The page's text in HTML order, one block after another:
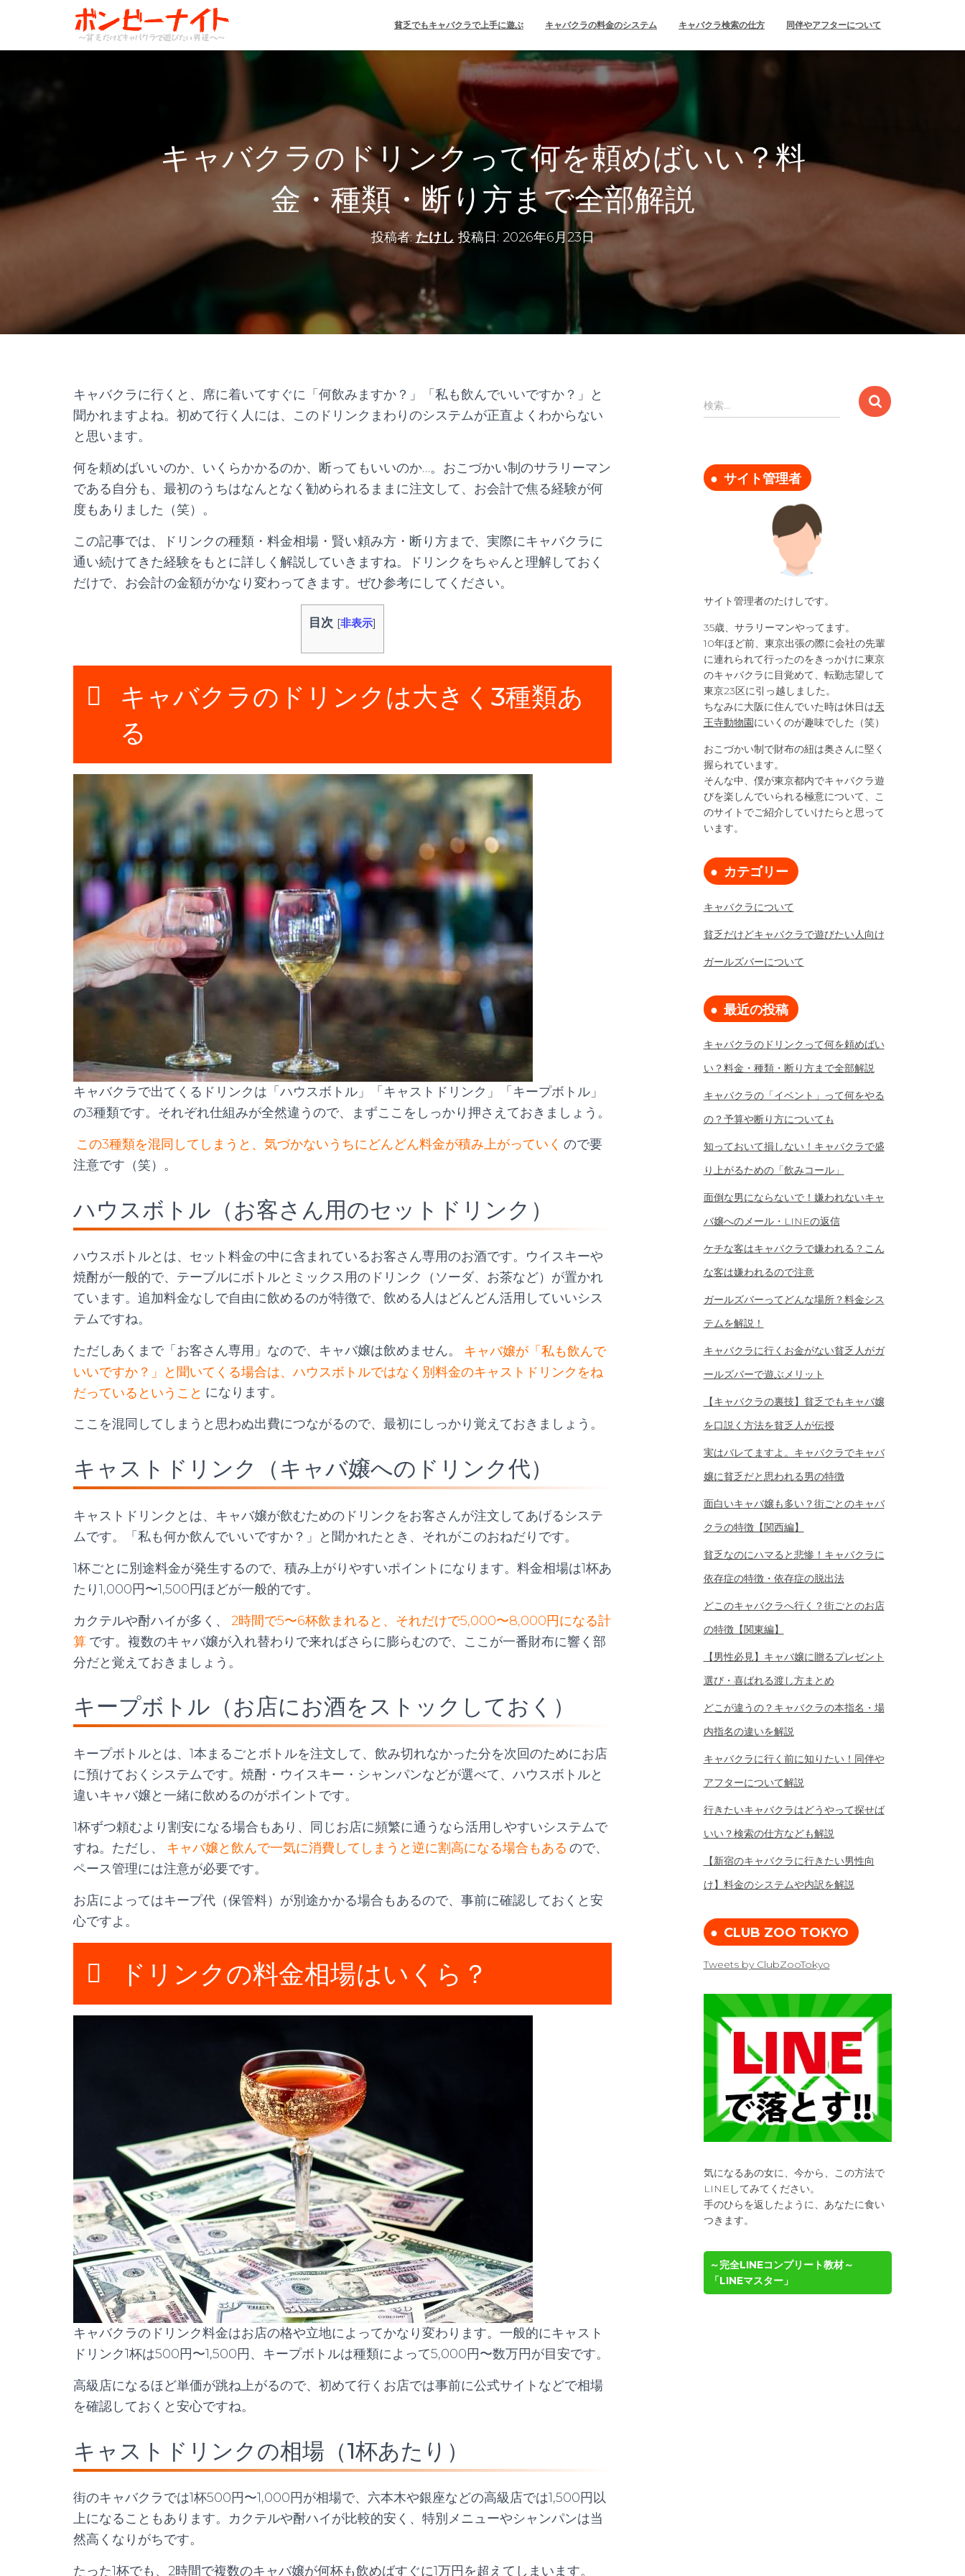
貧乏でもキャバクラで上手に遊ぶ キャバクラの料金のシステム キャバクラ検索の仕方 同伴やアフターについて
キャバクラのドリンクって何を頼めばいい？料
金・種類・断り方まで全部解説
投稿者:たけし 投稿日: 2026年6月23日
キャバクラに行くと、席に着いてすぐに「何飲みますか？」「私も飲んでいいですか？」と
聞かれますよね。初めて行く人には、このドリンクまわりのシステムが正直よくわからない
と思います。
何を頼めばいいのか、いくらかかるのか、断ってもいいのか…。おこづかい制のサラリーマン
である自分も、最初のうちはなんとなく勧められるままに注文して、お会計で焦る経験が何
度もありました（笑）。
この記事では、ドリンクの種類・料金相場・賢い頼み方・断り方まで、実際にキャバクラに
通い続けてきた経験をもとに詳しく解説していきますね。ドリンクをちゃんと理解しておく
だけで、お会計の金額がかなり変わってきます。ぜひ参考にしてください。
目次 [非表示]
キャバクラのドリンクは大きく3種類あ
る
キャバクラで出てくるドリンクは「ハウスボトル」「キャストドリンク」「キープボトル」
の3種類です。それぞれ仕組みが全然違うので、まずここをしっかり押さえておきましょう。
この3種類を混同してしまうと、気づかないうちにどんどん料金が積み上がっていく ので要
注意です（笑）。
ハウスボトル（お客さん用のセットドリンク）
ハウスボトルとは、セット料金の中に含まれているお客さん専用のお酒です。ウイスキーや
焼酎が一般的で、テーブルにボトルとミックス用のドリンク（ソーダ、お茶など）が置かれ
ています。追加料金なしで自由に飲めるのが特徴で、飲める人はどんどん活用していいシス
テムですね。
ただしあくまで「お客さん専用」なので、キャバ嬢は飲めません。
キャバ嬢が「私も飲んで
いいですか？」と聞いてくる場合は、ハウスボトルではなく別料金のキャストドリンクをね
だっているということ になります。
ここを混同してしまうと思わぬ出費につながるので、最初にしっかり覚えておきましょう。
キャストドリンク（キャバ嬢へのドリンク代）
キャストドリンクとは、キャバ嬢が飲むためのドリンクをお客さんが注文してあげるシステ
ムです。「私も何か飲んでいいですか？」と聞かれたとき、それがこのおねだりです。
1杯ごとに別途料金が発生するので、積み上がりやすいポイントになります。料金相場は1杯あ
たり1,000円〜1,500円ほどが一般的です。
カクテルや酎ハイが多く、
2時間で5〜6杯飲まれると、それだけで5,000〜8,000円になる計
算 です。複数のキャバ嬢が入れ替わりで来ればさらに膨らむので、ここが一番財布に響く部
分だと覚えておきましょう。
キープボトル（お店にお酒をストックしておく）
キープボトルとは、1本まるごとボトルを注文して、飲み切れなかった分を次回のためにお店
に預けておくシステムです。焼酎・ウイスキー・シャンパンなどが選べて、ハウスボトルと
違いキャバ嬢と一緒に飲めるのがポイントです。
1杯ずつ頼むより割安になる場合もあり、同じお店に頻繁に通うなら活用しやすいシステムで
すね。ただし、
キャバ嬢と飲んで一気に消費してしまうと逆に割高になる場合もある ので、
ペース管理には注意が必要です。
お店によってはキープ代（保管料）が別途かかる場合もあるので、事前に確認しておくと安
心ですよ。
ドリンクの料金相場はいくら？
キャバクラのドリンク料金はお店の格や立地によってかなり変わります。一般的にキャスト
ドリンク1杯は500円〜1,500円、キープボトルは種類によって5,000円〜数万円が目安です。
高級店になるほど単価が跳ね上がるので、初めて行くお店では事前に公式サイトなどで相場
を確認しておくと安心ですね。
キャストドリンクの相場（1杯あたり）
街のキャバクラでは1杯500円〜1,000円が相場で、六本木や銀座などの高級店では1,500円以
上になることもあります。カクテルや酎ハイが比較的安く、特別メニューやシャンパンは当
然高くなりがちです。
たった1杯でも、2時間で複数のキャバ嬢が何杯も飲めばすぐに1万円を超えてしまいます。
検
索
検索…
サイト管理者
サイト管理者のたけしです。
35歳、サラリーマンやってます。
10年ほど前、東京出張の際に会社の先輩
に連れられて行ったのをきっかけに東京
のキャバクラに目覚めて、転勤志望して
東京23区に引っ越しました。
ちなみに大阪に住んでいた時は休日は天
王寺動物園にいくのが趣味でした（笑）
おこづかい制で財布の紐は奥さんに堅く
握られています。
そんな中、僕が東京都内でキャバクラ遊
びを楽しんでいられる極意について、こ
のサイトでご紹介していけたらと思って
います。
カテゴリー
キャバクラについて
貧乏だけどキャバクラで遊びたい人向け
ガールズバーについて
最近の投稿
キャバクラのドリンクって何を頼めばい
い？料金・種類・断り方まで全部解説
キャバクラの「イベント」って何をやる
の？予算や断り方についても
知っておいて損しない！キャバクラで盛
り上がるための「飲みコール」
面倒な男にならないで！嫌われないキャ
バ嬢へのメール・LINEの返信
ケチな客はキャバクラで嫌われる？こん
な客は嫌われるので注意
ガールズバーってどんな場所？料金シス
テムを解説！
キャバクラに行くお金がない貧乏人がガ
ールズバーで遊ぶメリット
【キャバクラの裏技】貧乏でもキャバ嬢
を口説く方法を貧乏人が伝授
実はバレてますよ。キャバクラでキャバ
嬢に貧乏だと思われる男の特徴
面白いキャバ嬢も多い？街ごとのキャバ
クラの特徴【関西編】
貧乏なのにハマると悲惨！キャバクラに
依存症の特徴・依存症の脱出法
どこのキャバクラへ行く？街ごとのお店
の特徴【関東編】
【男性必見】キャバ嬢に贈るプレゼント
選び・喜ばれる渡し方まとめ
どこが違うの？キャバクラの本指名・場
内指名の違いを解説
キャバクラに行く前に知りたい！同伴や
アフターについて解説
行きたいキャバクラはどうやって探せば
いい？検索の仕方なども解説
【新宿のキャバクラに行きたい男性向
け】料金のシステムや内訳を解説
CLUB ZOO TOKYO
Tweets by ClubZooTokyo
気になるあの女に、今から、この方法で
LINEしてみてください。
手のひらを返したように、あなたに食い
つきます。
～完全LINEコンプリート教材～
「LINEマスター」